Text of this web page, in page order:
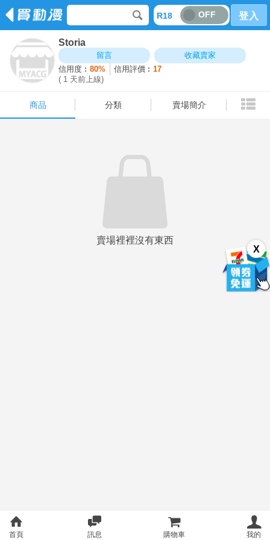
R18 OFF 登入
Storia
留言
收藏賣家
信用度︰80% 信用評價︰17
( 1 天前上線)
商品 分類 賣場簡介
X
賣場裡裡沒有東西
商品
首頁 訊息 購物車 我的